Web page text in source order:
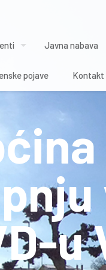
Javna nabava
pojave Kontakt
u